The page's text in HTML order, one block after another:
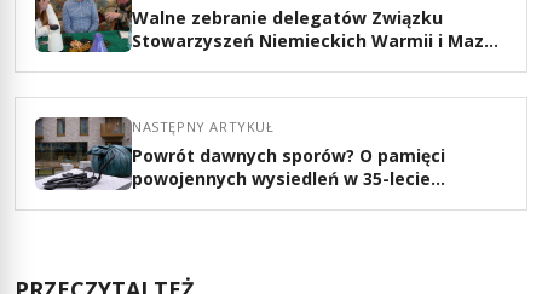
Walne zebranie delegatów Związku
Stowarzyszeń Niemieckich Warmii i Mazur
NASTĘPNY ARTYKUŁ
Powrót dawnych sporów? O pamięci
powojennych wysiedleń w 35-lecie